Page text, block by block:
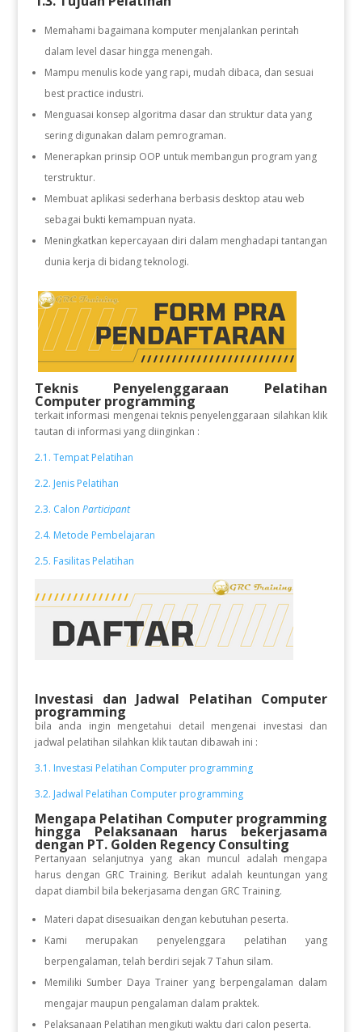
Memahami bagaimana komputer menjalankan perintah
dalam level dasar hingga menengah.
Mampu menulis kode yang rapi, mudah dibaca, dan sesuai
best practice industri.
Menguasai konsep algoritma dasar dan struktur data yang
sering digunakan dalam pemrograman.
Menerapkan prinsip OOP untuk membangun program yang
terstruktur.
Membuat aplikasi sederhana berbasis desktop atau web
sebagai bukti kemampuan nyata.
Meningkatkan kepercayaan diri dalam menghadapi tantangan
dunia kerja di bidang teknologi.
Teknis Penyelenggaraan Pelatihan
Computer programming
terkait informasi mengenai teknis penyelenggaraan silahkan klik
tautan di informasi yang diinginkan :
2.1. Tempat Pelatihan
2.2. Jenis Pelatihan
2.3. Calon Participant
2.4. Metode Pembelajaran
2.5. Fasilitas Pelatihan
Investasi dan Jadwal Pelatihan Computer
programming
bila anda ingin mengetahui detail mengenai investasi dan
jadwal pelatihan silahkan klik tautan dibawah ini :
3.1. Investasi Pelatihan Computer programming
3.2. Jadwal Pelatihan Computer programming
Mengapa Pelatihan Computer programming
hingga Pelaksanaan harus bekerjasama
dengan PT. Golden Regency Consulting
Pertanyaan selanjutnya yang akan muncul adalah mengapa
harus dengan GRC Training. Berikut adalah keuntungan yang
dapat diambil bila bekerjasama dengan GRC Training.
Materi dapat disesuaikan dengan kebutuhan peserta.
Kami merupakan penyelenggara pelatihan yang
berpengalaman, telah berdiri sejak 7 Tahun silam.
Memiliki Sumber Daya Trainer yang berpengalaman dalam
mengajar maupun pengalaman dalam praktek.
Pelaksanaan Pelatihan mengikuti waktu dari calon peserta.